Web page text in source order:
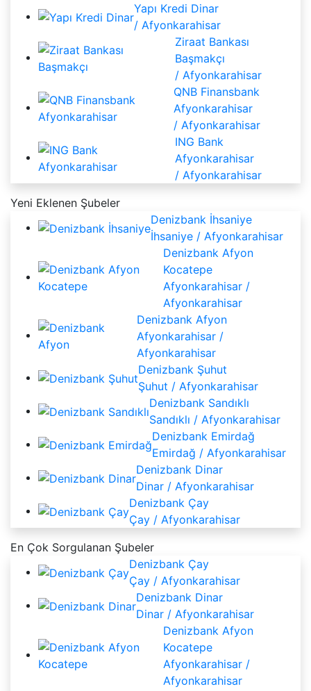
Yapı Kredi Dinar
/ Afyonkarahisar
Ziraat Bankası
Başmakçı
/ Afyonkarahisar
QNB Finansbank
Afyonkarahisar
/ Afyonkarahisar
ING Bank
Afyonkarahisar
/ Afyonkarahisar
Yeni Eklenen Şubeler
Denizbank İhsaniye
İhsaniye / Afyonkarahisar
Denizbank Afyon
Kocatepe
Afyonkarahisar /
Afyonkarahisar
Denizbank Afyon
Afyonkarahisar /
Afyonkarahisar
Denizbank Şuhut
Şuhut / Afyonkarahisar
Denizbank Sandıklı
Sandıklı / Afyonkarahisar
Denizbank Emirdağ
Emirdağ / Afyonkarahisar
Denizbank Dinar
Dinar / Afyonkarahisar
Denizbank Çay
Çay / Afyonkarahisar
En Çok Sorgulanan Şubeler
Denizbank Çay
Çay / Afyonkarahisar
Denizbank Dinar
Dinar / Afyonkarahisar
Denizbank Afyon
Kocatepe
Afyonkarahisar /
Afyonkarahisar